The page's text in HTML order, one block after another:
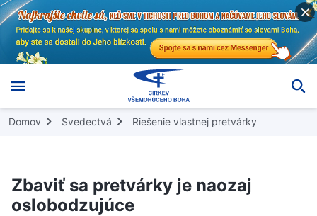
Domov Svedectvá Riešenie vlastnej pretvárky
Zbaviť sa pretvárky je naozaj
oslobodzujúce